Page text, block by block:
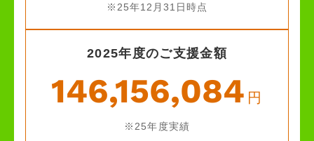
※25年12月31日時点
2025年度のご支援金額
146,156,084 円
※25年度実績